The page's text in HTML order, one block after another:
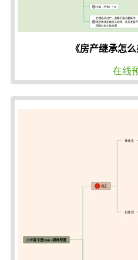
《房产继承怎
在线